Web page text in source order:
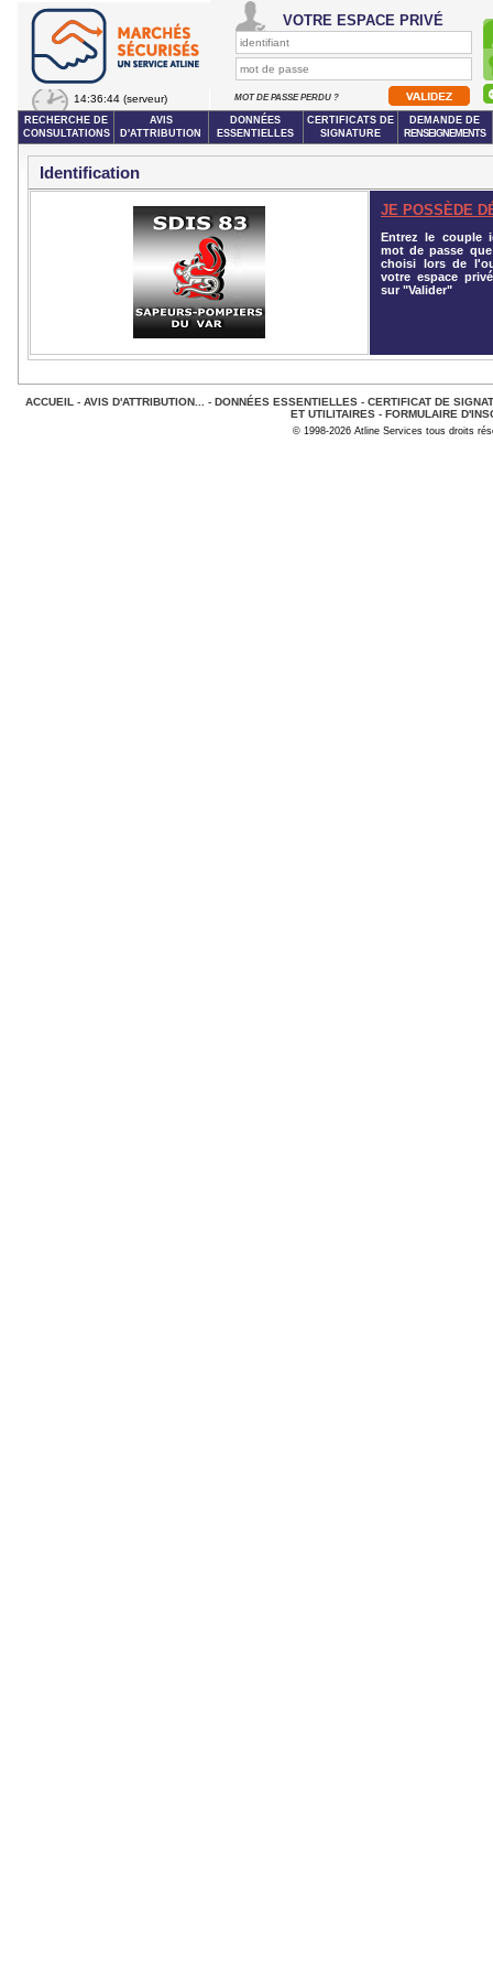
14:36:44 (serveur)
VOTRE ESPACE PRIVÉ
MOT DE PASSE PERDU ?
RECHERCHE DE
CONSULTATIONS
AVIS
D'ATTRIBUTION
DONNÉES
ESSENTIELLES
CERTIFICATS DE
SIGNATURE
DEMANDE DE
RENSEIGNEMENTS
Identification
JE POSSÈDE
Entrez le couple
mot de passe
choisi lors de
votre espace
sur "Valider"
ACCUEIL - AVIS D'ATTRIBUTION... - DONNÉES ESSENTIELLES- CERTIFICAT DE
ET UTILITAIRES - FORMULAIRE
© 1998-2026 Atline Services tous droits